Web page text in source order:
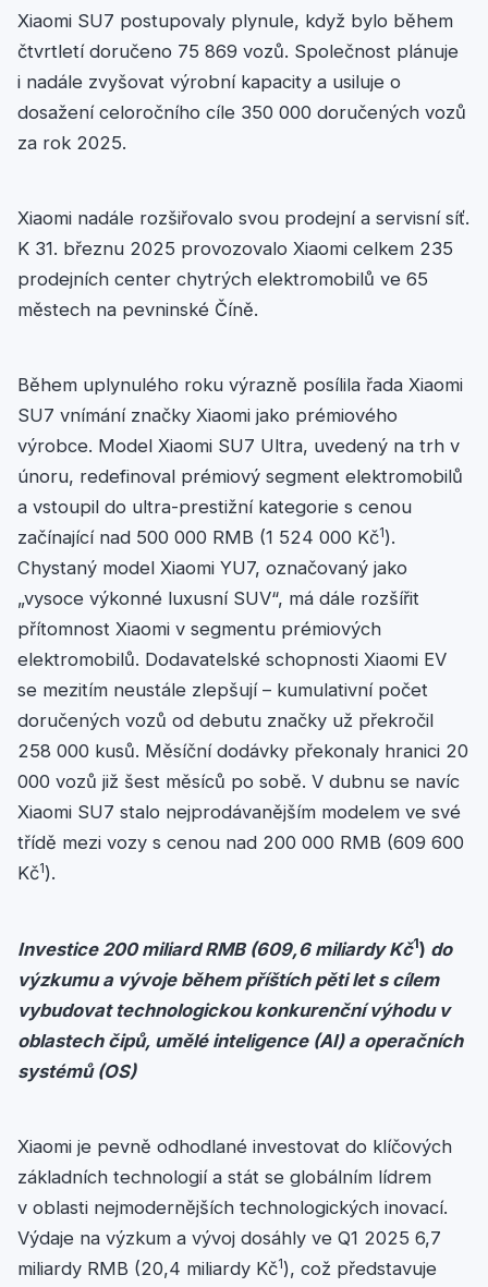
Xiaomi SU7 postupovaly plynule, když bylo během
čtvrtletí doručeno 75 869 vozů. Společnost plánuje
i nadále zvyšovat výrobní kapacity a usiluje o
dosažení celoročního cíle 350 000 doručených vozů
za rok 2025.
Xiaomi nadále rozšiřovalo svou prodejní a servisní síť.
K 31. březnu 2025 provozovalo Xiaomi celkem 235
prodejních center chytrých elektromobilů ve 65
městech na pevninské Číně.
Během uplynulého roku výrazně posílila řada Xiaomi
SU7 vnímání značky Xiaomi jako prémiového
výrobce. Model Xiaomi SU7 Ultra, uvedený na trh v
únoru, redefinoval prémiový segment elektromobilů
a vstoupil do ultra-prestižní kategorie s cenou
začínající nad 500 000 RMB (1 524 000 Kč1).
Chystaný model Xiaomi YU7, označovaný jako
„vysoce výkonné luxusní SUV“, má dále rozšířit
přítomnost Xiaomi v segmentu prémiových
elektromobilů. Dodavatelské schopnosti Xiaomi EV
se mezitím neustále zlepšují – kumulativní počet
doručených vozů od debutu značky už překročil
258 000 kusů. Měsíční dodávky překonaly hranici 20
000 vozů již šest měsíců po sobě. V dubnu se navíc
Xiaomi SU7 stalo nejprodávanějším modelem ve své
třídě mezi vozy s cenou nad 200 000 RMB (609 600
Kč1).
Investice 200 miliard RMB (609,6 miliardy Kč1) do
výzkumu a vývoje během příštích pěti let s cílem
vybudovat technologickou konkurenční výhodu v
oblastech čipů, umělé inteligence (AI) a operačních
systémů (OS)
Xiaomi je pevně odhodlané investovat do klíčových
základních technologií a stát se globálním lídrem
v oblasti nejmodernějších technologických inovací.
Výdaje na výzkum a vývoj dosáhly ve Q1 2025 6,7
miliardy RMB (20,4 miliardy Kč1), což představuje